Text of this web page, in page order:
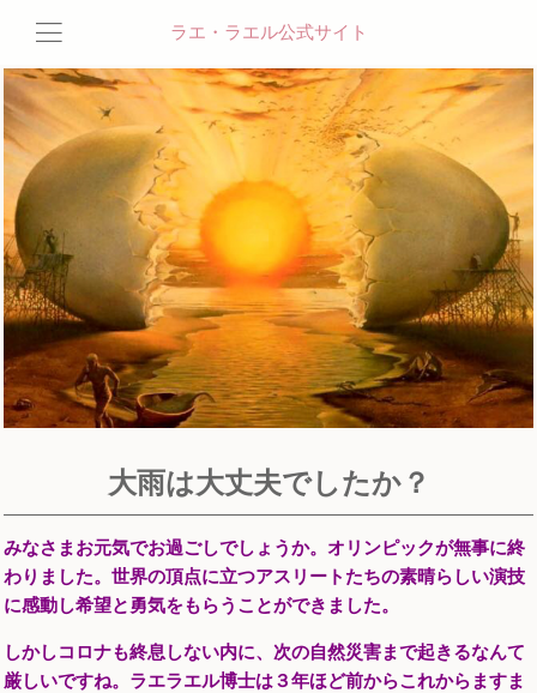
ラエ・ラエル公式サイト
大雨は大丈夫でしたか？
みなさまお元気でお過ごしでしょうか。オリンピックが無事に終
わりました。世界の頂点に立つアスリートたちの素晴らしい演技
に感動し希望と勇気をもらうことができました。
しかしコロナも終息しない内に、次の自然災害まで起きるなんて
厳しいですね。ラエラエル博士は３年ほど前からこれからますま